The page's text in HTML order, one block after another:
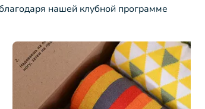
нашей клубной программе